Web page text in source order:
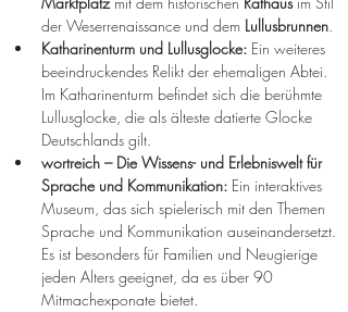
der Weserrenaissance und dem Lullusbrunnen.
Katharinenturm und Lullusglocke: Ein weiteres
beeindruckendes Relikt der ehemaligen Abtei.
Im Katharinenturm befindet sich die berühmte
Lullusglocke, die als älteste datierte Glocke
Deutschlands gilt.
wortreich – Die Wissens- und Erlebniswelt für
Sprache und Kommunikation: Ein interaktives
Museum, das sich spielerisch mit den Themen
Sprache und Kommunikation auseinandersetzt.
Es ist besonders für Familien und Neugierige
jeden Alters geeignet, da es über 90
Mitmachexponate bietet.